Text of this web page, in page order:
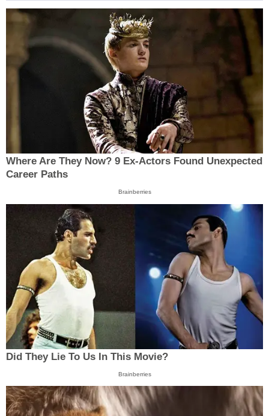
Where Are They Now? 9 Ex-Actors Found Unexpected
Career Paths
Brainberries
Did They Lie To Us In This Movie?
Brainberries